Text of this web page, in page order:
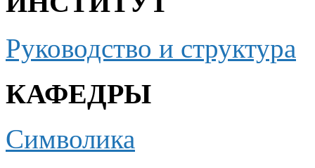
Руководство и структура
КАФЕДРЫ
Символика